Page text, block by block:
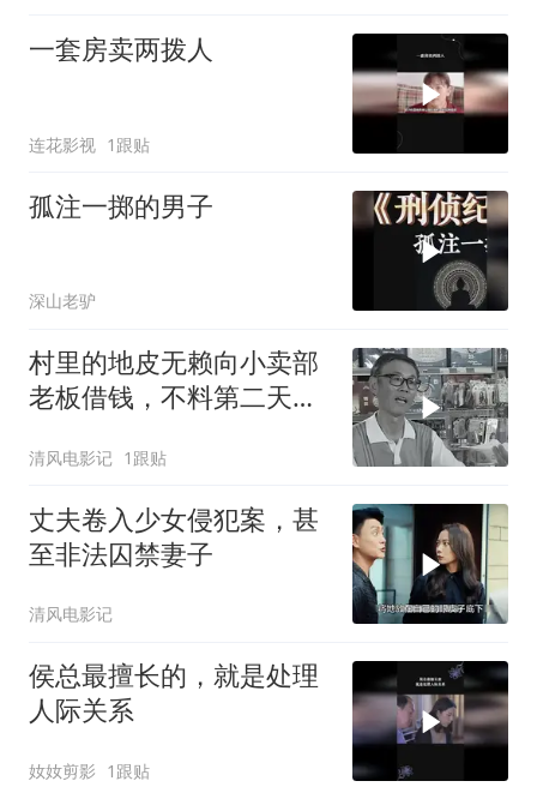
一套房卖两拨人
连花影视 1跟贴
孤注一掷的男子
深山老驴
村里的地皮无赖向小卖部
老板借钱，不料第二天老
清风电影记 1跟贴
丈夫卷入少女侵犯案，甚
至非法囚禁妻子
清风电影记
侯总最擅长的，就是处理
人际关系
奻奻剪影 1跟贴